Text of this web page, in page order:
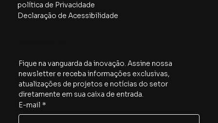
política de Privacidade
Declaração de Acessibilidade
Fique na vanguarda da inovação. Assine nossa
newsletter e receba informações exclusivas,
atualizações de projetos e notícias do setor
diretamente em sua caixa de entrada.
E-mail *